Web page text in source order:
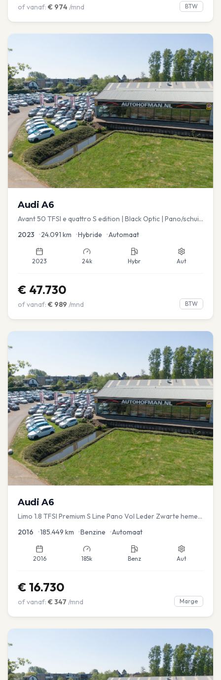
of vanaf: € 974 /mnd BTW
Audi A6
Avant 50 TFSI e quattro S edition | Black Optic | Pano/schuif
2023 •24.091 km •Hybride •Automaat
2023 24k Hybr Aut
€ 47.730
of vanaf: € 989 /mnd BTW
Audi A6
Limo 1.8 TFSI Premium S Line Pano Vol Leder Zwarte hemel
2016 •185.449 km •Benzine •Automaat
2016 185k Benz Aut
€ 16.730
of vanaf: € 347 /mnd Marge